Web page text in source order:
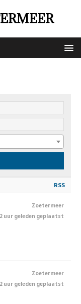
RSS
Zoetermeer
2 uur geleden geplaatst
Zoetermeer
2 uur geleden geplaatst